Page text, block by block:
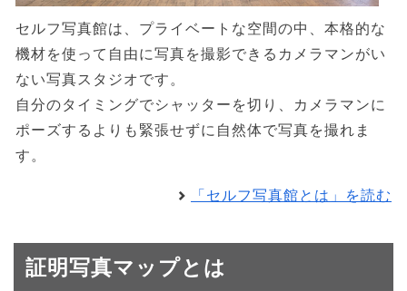
セルフ写真館は、プライベートな空間の中、本格的な
機材を使って自由に写真を撮影できるカメラマンがい
ない写真スタジオです。
自分のタイミングでシャッターを切り、カメラマンに
ポーズするよりも緊張せずに自然体で写真を撮れま
す。
「セルフ写真館とは」を読む
証明写真マップとは